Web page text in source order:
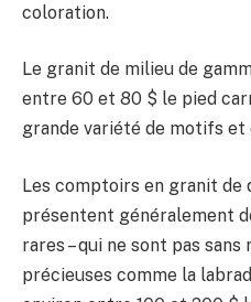
coloration.
Le granit de milieu de
entre 60 et 80 $ le pied
grande variété de motifs et
Les comptoirs en granit de
présentent généralement
rares – qui ne sont pas
précieuses comme la